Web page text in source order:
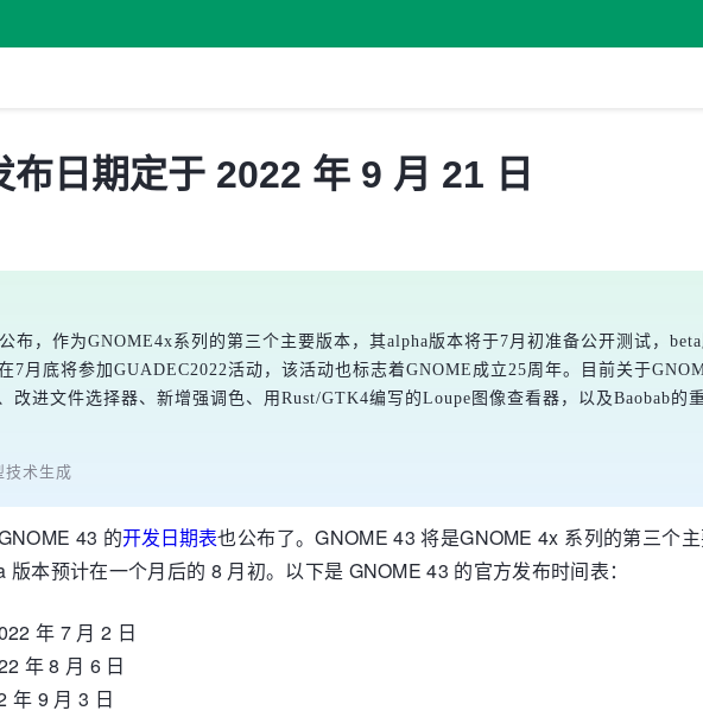
日期定于 2022 年 9 月 21 日
布，作为GNOME4x系列的第三个主要版本，其alpha版本将于7月初准备公开测试，
7月底将参加GUADEC2022活动，该活动也标志着GNOME成立25周年。目前关于
改进文件选择器、新增强调色、用Rust/GTK4编写的Loupe图像查看器，以及Baobab的
技术生成
43 的开发日期表也公布了。GNOME 43 将是GNOME 4x 系列的第三个
本预计在一个月后的 8 月初。以下是 GNOME 43 的官方发布时间表：
年 7 月 2 日
年 8 月 6 日
年 9 月 3 日